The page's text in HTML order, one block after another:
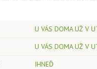
U VÁS DOMA UŽ V
U VÁS DOMA UŽ V
IHNEĎ